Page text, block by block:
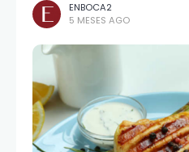
ENBOCA2
5 MESES AGO